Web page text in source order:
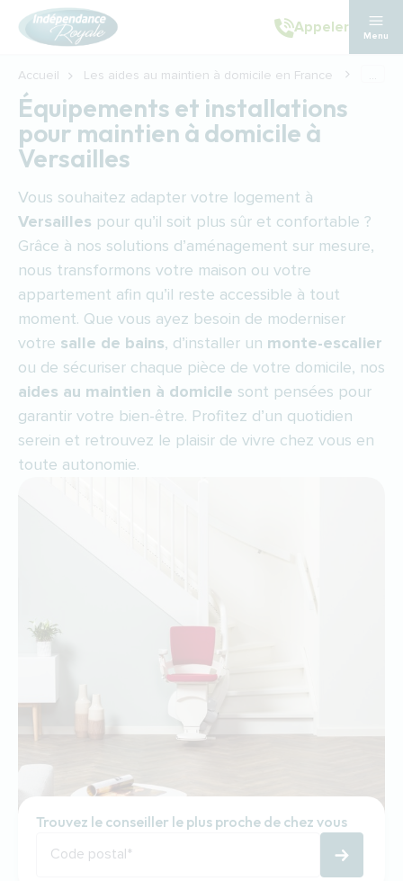
Aller au contenu principal
Appeler
Menu
Accueil Les aides au maintien à domicile en France ...
Équipements et installations
pour maintien à domicile à
Versailles
Vous souhaitez adapter votre logement à
Versailles pour qu’il soit plus sûr et confortable ?
Grâce à nos solutions d’aménagement sur mesure,
nous transformons votre maison ou votre
appartement afin qu’il reste accessible à tout
moment. Que vous ayez besoin de moderniser
votre salle de bains, d’installer un monte-escalier
ou de sécuriser chaque pièce de votre domicile, nos
aides au maintien à domicile sont pensées pour
garantir votre bien-être. Profitez d’un quotidien
serein et retrouvez le plaisir de vivre chez vous en
toute autonomie.
Trouvez le conseiller le plus proche de chez vous
Code postal*